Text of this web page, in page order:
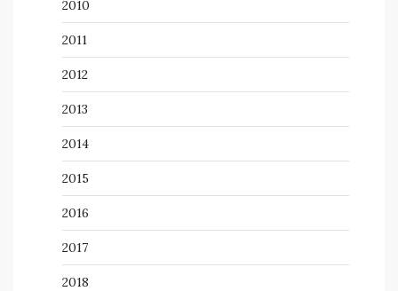
2010
2011
2012
2013
2014
2015
2016
2017
2018